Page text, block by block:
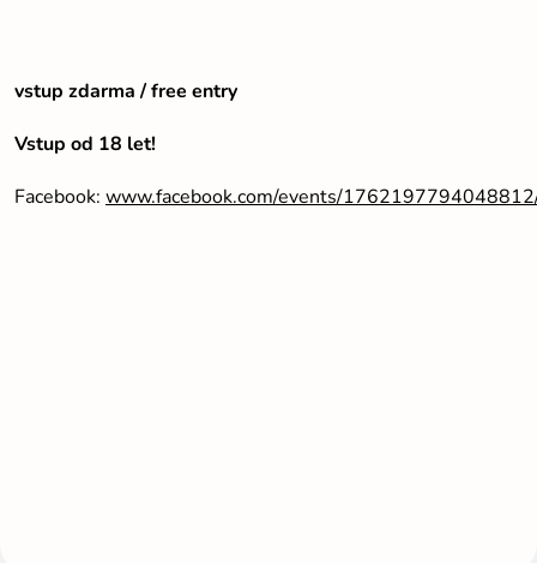
vstup zdarma / free entry
Vstup od 18 let!
Facebook: www.facebook.com/events/